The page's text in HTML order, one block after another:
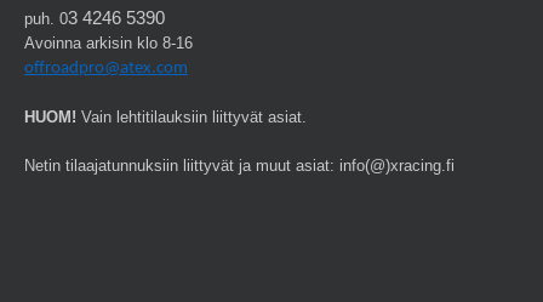
puh. 03 4246 5390
Avoinna arkisin klo 8-16
offroadpro@atex.com
HUOM! Vain lehtitilauksiin liittyvät asiat.
Netin tilaajatunnuksiin liittyvät ja muut asiat: info(@)xracing.fi